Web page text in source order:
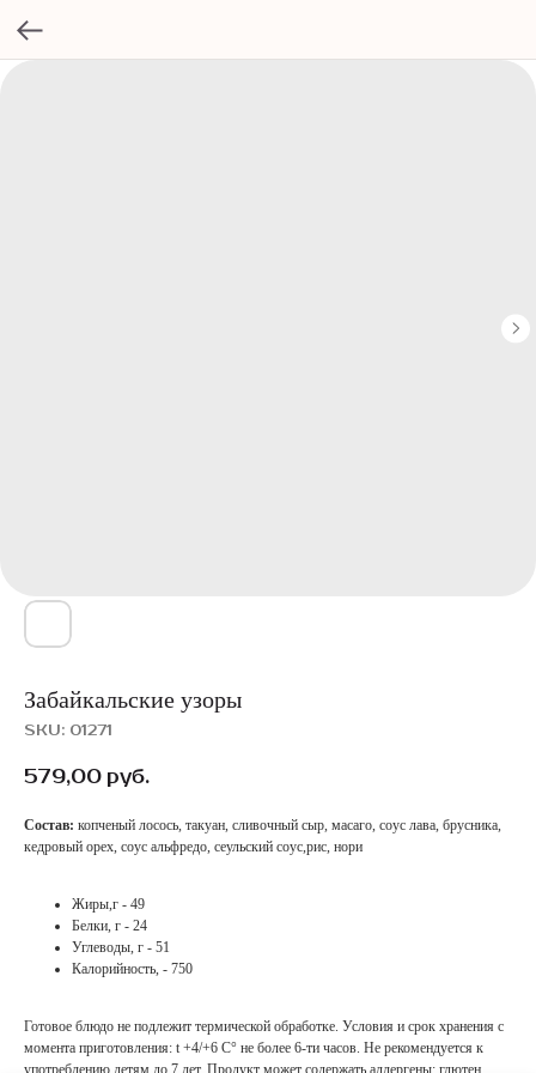
Забайкальские узоры
SKU: 01271
579,00 руб.
Состав: копченый лосось, такуан, сливочный сыр, масаго, соус лава, брусника,
кедровый орех, соус альфредо, сеульский соус,рис, нори
Жиры,г - 49
Белки, г - 24
Углеводы, г - 51
Калорийность, - 750
Готовое блюдо не подлежит термической обработке. Условия и срок хранения с
момента приготовления: t +4/+6 С° не более 6-ти часов. Не рекомендуется к
употреблению детям до 7 лет. Продукт может содержать аллергены: глютен,